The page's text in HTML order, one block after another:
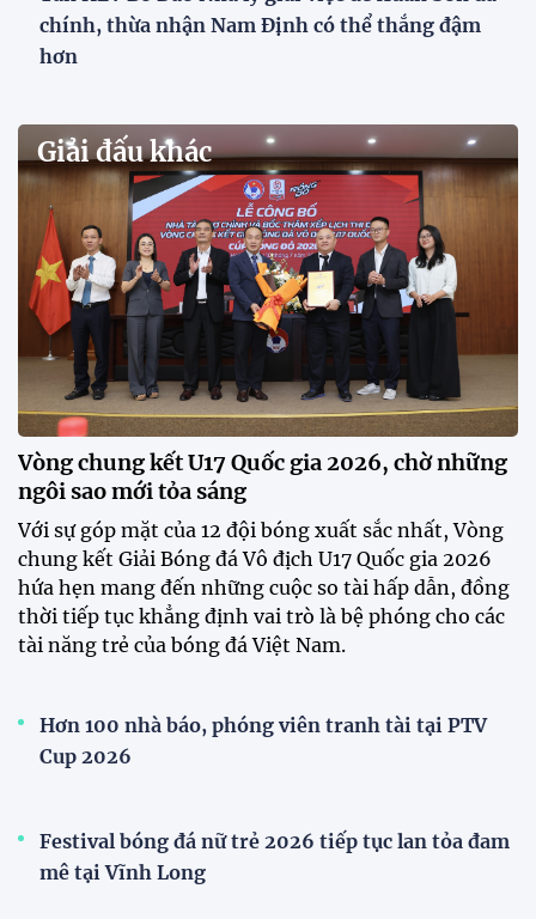
VCK U21 Quốc gia – Cúp FPT Play 2026: Hứa
Quy tụ 12 đội bóng trẻ hàng đầu cả nước, VCK U21
Quốc gia – Cúp FPT Play 2026 hứa hẹn tạo nên cuộc
đua sôi động, đồng thời là bệ phóng cho những
gương mặt triển vọng của bóng đá Việt Nam.
Khai mạc chương trình tuyển sinh, phát hiện tài
năng bóng đá nữ
ĐKVĐ Cúp Quốc gia chiêu mộ sao trẻ của ĐT Việt
Nam
Đình Bắc cùng dàn sao CAHN "thắng lớn" tại
V.League Awards 2026
Loạt cầu thủ U19 Việt Nam thi tốt nghiệp THPT